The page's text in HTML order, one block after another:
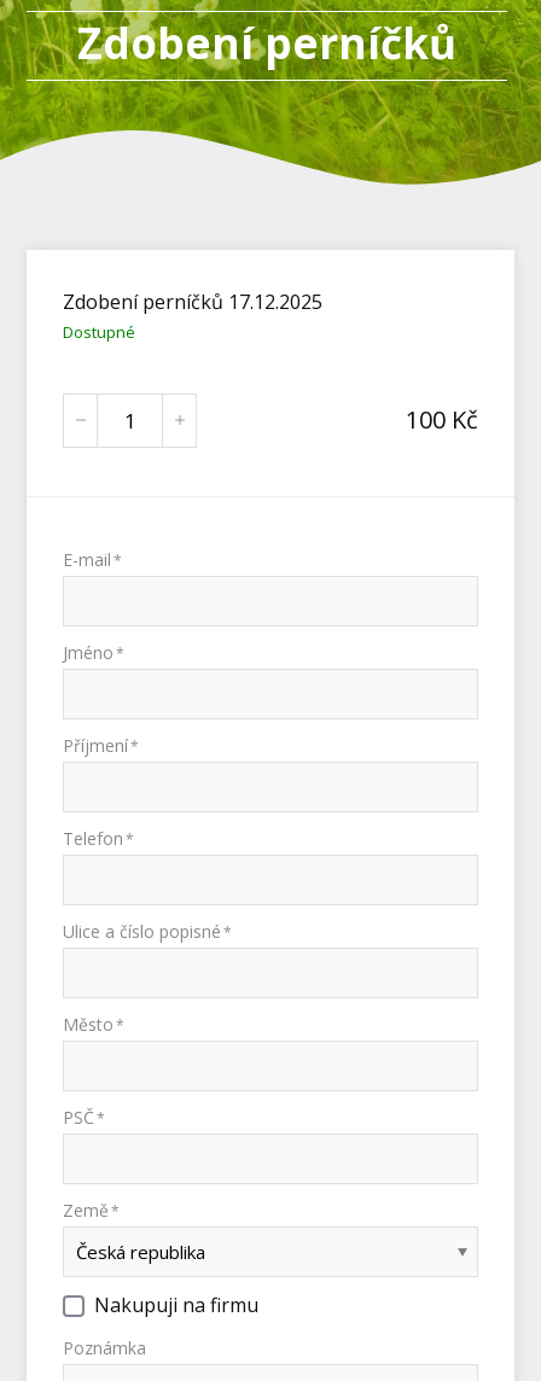
Zdobení perníčků
Zdobení perníčků 17.12.2025
Dostupné
100Kč
E-mail *
Jméno *
Příjmení*
Telefon *
Ulice a číslo popisné *
Město *
PSČ *
Země *
Nakupuji na firmu
Poznámka